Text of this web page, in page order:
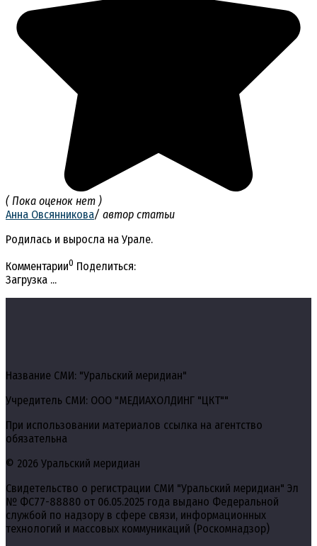
( Пока оценок нет )
Анна Овсянникова/ автор статьи
Родилась и выросла на Урале.
Комментарии0 Поделиться:
Загрузка ...
Название СМИ: "Уральский меридиан"
Учредитель СМИ: ООО "МЕДИАХОЛДИНГ "ЦКТ""
При использовании материалов ссылка на агентство
обязательна
© 2026 Уральский меридиан
Свидетельство о регистрации СМИ "Уральский меридиан" Эл
№ ФС77-88880 от 06.05.2025 года выдано Федеральной
службой по надзору в сфере связи, информационных
технологий и массовых коммуникаций (Роскомнадзор)